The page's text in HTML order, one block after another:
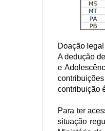
Doação legal
A dedução
e
contribuição
Para ter
situação